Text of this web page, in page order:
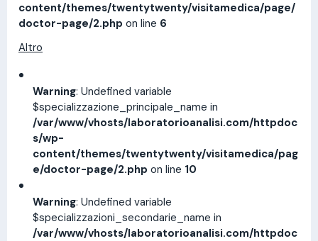
content/themes/twentytwenty/visitamedica/page/
doctor-page/2.php on line 6
Altro
Warning: Undefined variable
$specializzazione_principale_name in
/var/www/vhosts/laboratorioanalisi.com/httpdoc
s/wp-
content/themes/twentytwenty/visitamedica/pag
e/doctor-page/2.php on line 10
Warning: Undefined variable
$specializzazioni_secondarie_name in
/var/www/vhosts/laboratorioanalisi.com/httpdoc